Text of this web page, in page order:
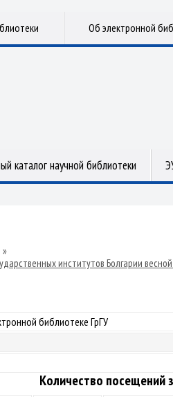
Об электронной
каталог научной библиотеки
»
институтов Болгарии
библиотеке ГрГУ
Количество посещений